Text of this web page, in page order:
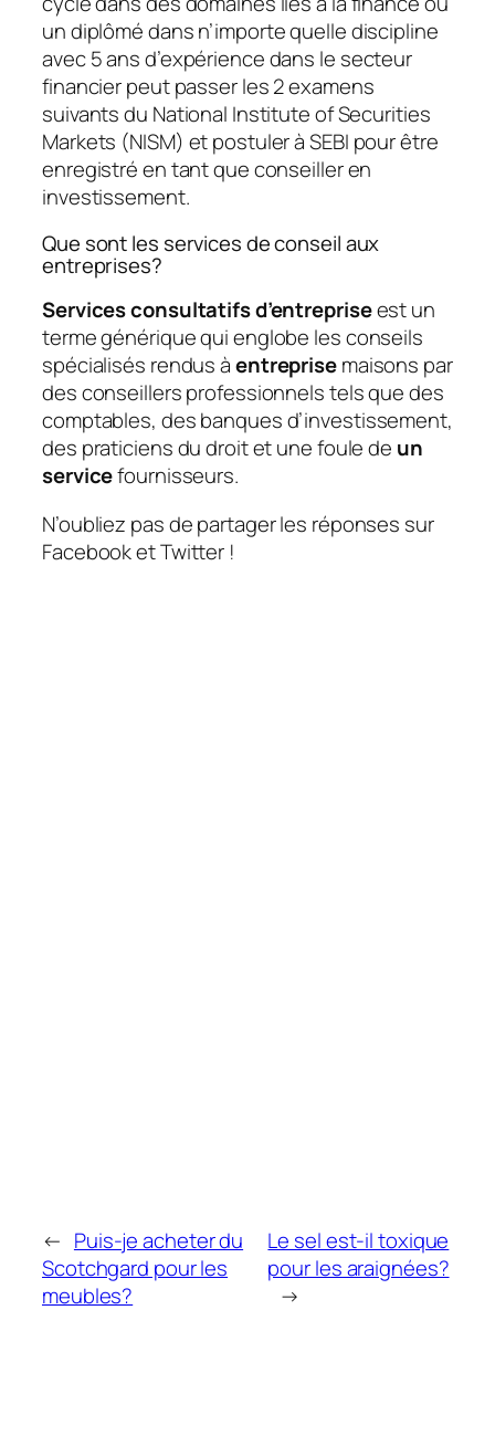
un diplômé dans n’importe quelle discipline
avec 5 ans d’expérience dans le secteur
financier peut passer les 2 examens
suivants du National Institute of Securities
Markets (NISM) et postuler à SEBI pour être
enregistré en tant que conseiller en
investissement.
Que sont les services de conseil aux
entreprises?
Services consultatifs d’entrepriseest un
terme générique qui englobe les conseils
spécialisés rendus àentreprisemaisons par
des conseillers professionnels tels que des
comptables, des banques d’investissement,
des praticiens du droit et une foule de un
servicefournisseurs.
N’oubliez pas de partager les réponses sur
Facebook et Twitter !
← Puis-je acheter du
Scotchgard pour les
meubles?
Le sel est-il toxique
pour les araignées?
→